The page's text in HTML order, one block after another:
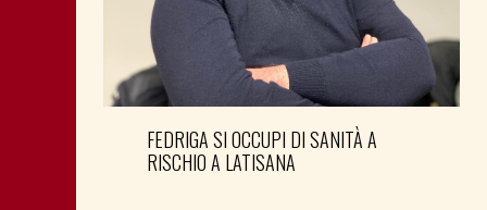
FEDRIGA SI OCCUPI DI SANITÀ A
RISCHIO A LATISANA